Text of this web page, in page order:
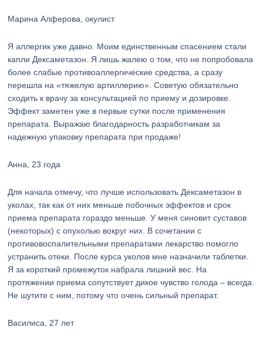
Марина Алферова, окулист
Я аллергик уже давно. Моим единственным спасением стали
капли Дексаметазон. Я лишь жалею о том, что не попробовала
более слабые противоаллергические средства, а сразу
перешла на «тяжелую артиллерию». Советую обязательно
сходить к врачу за консультацией по приему и дозировке.
Эффект заметен уже в первые сутки после применения
препарата. Выражаю благодарность разработчикам за
надежную упаковку препарата при продаже!
Анна, 23 года
Для начала отмечу, что лучше использовать Дексаметазон в
уколах, так как от них меньше побочных эффектов и срок
приема препарата гораздо меньше. У меня синовит суставов
(некоторых) с опухолью вокруг них. В сочетании с
противовоспалительными препаратами лекарство помогло
устранить отеки. После курса уколов мне назначили таблетки.
Я за короткий промежуток набрала лишний вес. На
протяжении приема сопутствует дикое чувство голода – всегда.
Не шутите с ним, потому что очень сильный препарат.
Василиса, 27 лет